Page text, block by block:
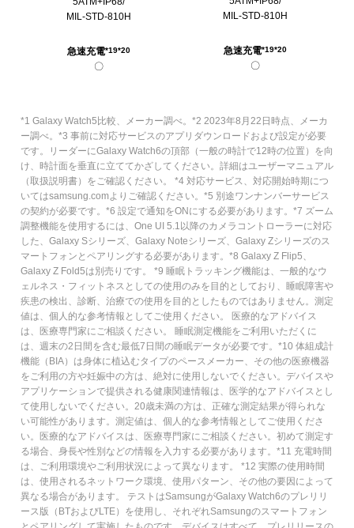
MIL-STD-810H
急速充電*19*20
〇
MIL-STD-810H
急速充電*19*20
〇
*1 Galaxy Watch5比較、メーカー調べ。*2 2023年8月22日時点、メーカ
ー調べ。*3 事前に対応サービスのアプリダウンロードおよび設定が必要
です。リーダーにGalaxy Watch6の頂部（一般の時計で12時の位置）を向
け、時計面を垂直に立ててかざしてください。詳細はユーザーマニュアル
（取扱説明書）をご確認ください。 *4 対応サービス、対応開始時期につ
いてはsamsung.comよりご確認ください。*5 別途ワンナンバーサービス
の契約が必要です。*6 設定で通知をONにする必要があります。*7 ズーム
調整機能を使用するには、One UI 5.1以降のカメラコントローラーに対応
した、Galaxy Sシリーズ、Galaxy Noteシリーズ、Galaxy Zシリーズのス
マートフォンとペアリングする必要があります。*8 Galaxy Z Flip5、
Galaxy Z Fold5は別売りです。 *9 睡眠トラッキング機能は、一般的なウ
ェルネス・フィットネスとしての使用のみを目的としており、睡眠障害や
疾患の検出、診断、治療での使用を目的としたものではありません。測定
値は、個人的な参考情報としてご使用ください。 医療的なアドバイス
は、医療専門家にご相談ください。 睡眠測定機能をご利用いただくに
は、週末の2日間を含む最低7日間の睡眠データが必要です。*10 体組成計
機能（BIA）は身体に植込むタイプのペースメーカー、その他の医療機器
をご利用の方や妊娠中の方は、絶対に使用しないでください。デバイスや
アプリケーションで提供される健康関連情報は、医学的なアドバイスとし
て使用しないでください。20歳未満の方は、正確な測定結果が得られな
い可能性があります。測定値は、個人的な参考情報としてご使用くださ
い。医療的なアドバイスは、医療専門家にご相談ください。初めて測定す
る場合、身長や性別などの情報を入力する必要があります。*11 充電時間
は、ご利用環境やご利用状況によって異なります。 *12 実際の使用時間
は、使用されるネットワーク環境、使用パターン、その他の要因によって
異なる場合があります。 テストはSamsungがGalaxy Watch6のプレリリ
ース版（BTおよびLTE）を使用し、それぞれSamsungのスマートフォン